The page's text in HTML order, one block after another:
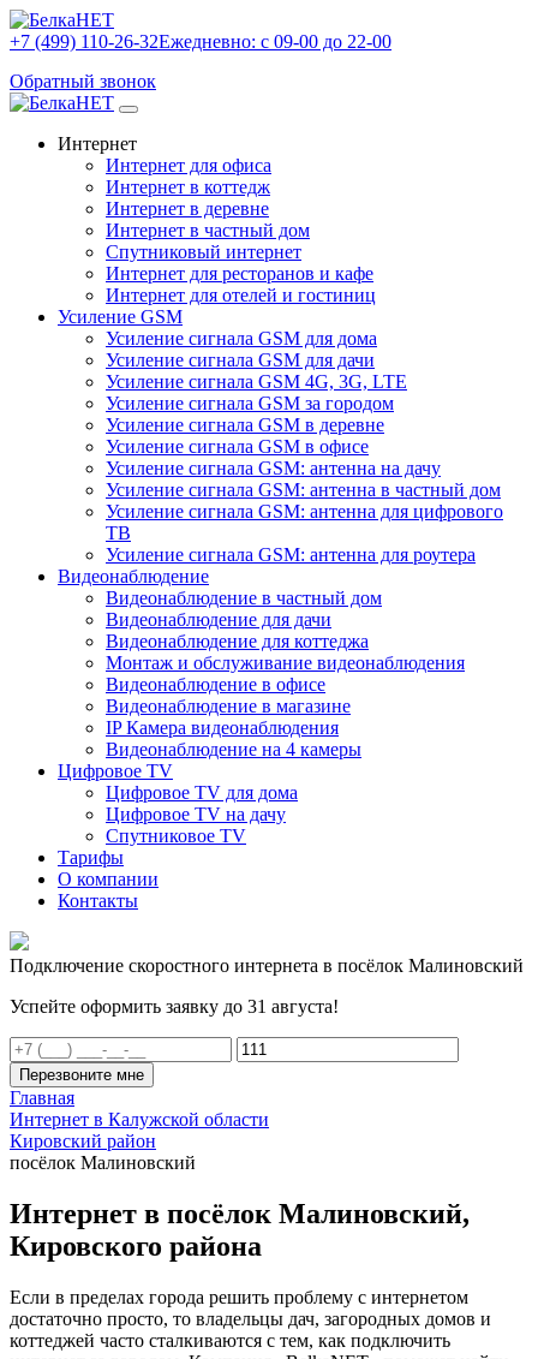
+7 (499) 110-26-32Ежедневно: с 09-00 до 22-00
Обратный звонок
Интернет
Интернет для офиса
Интернет в коттедж
Интернет в деревне
Интернет в частный дом
Спутниковый интернет
Интернет для ресторанов и кафе
Интернет для отелей и гостиниц
Усиление GSM
Усиление сигнала GSM для дома
Усиление сигнала GSM для дачи
Усиление сигнала GSM 4G, 3G, LTE
Усиление сигнала GSM за городом
Усиление сигнала GSM в деревне
Усиление сигнала GSM в офисе
Усиление сигнала GSM: антенна на дачу
Усиление сигнала GSM: антенна в частный дом
Усиление сигнала GSM: антенна для цифрового
ТВ
Усиление сигнала GSM: антенна для роутера
Видеонаблюдение
Видеонаблюдение в частный дом
Видеонаблюдение для дачи
Видеонаблюдение для коттеджа
Монтаж и обслуживание видеонаблюдения
Видеонаблюдение в офисе
Видеонаблюдение в магазине
IP Камера видеонаблюдения
Видеонаблюдение на 4 камеры
Цифровое TV
Цифровое TV для дома
Цифровое TV на дачу
Спутниковое TV
Тарифы
О компании
Контакты
Подключение скоростного интернета в посёлок Малиновский
Успейте оформить заявку до 31 августа!
Перезвоните мне
Главная
Интернет в Калужской области
Кировский район
посёлок Малиновский
Интернет в посёлок Малиновский,
Кировского района
Если в пределах города решить проблему с интернетом
достаточно просто, то владельцы дач, загородных домов и
коттеджей часто сталкиваются с тем, как подключить